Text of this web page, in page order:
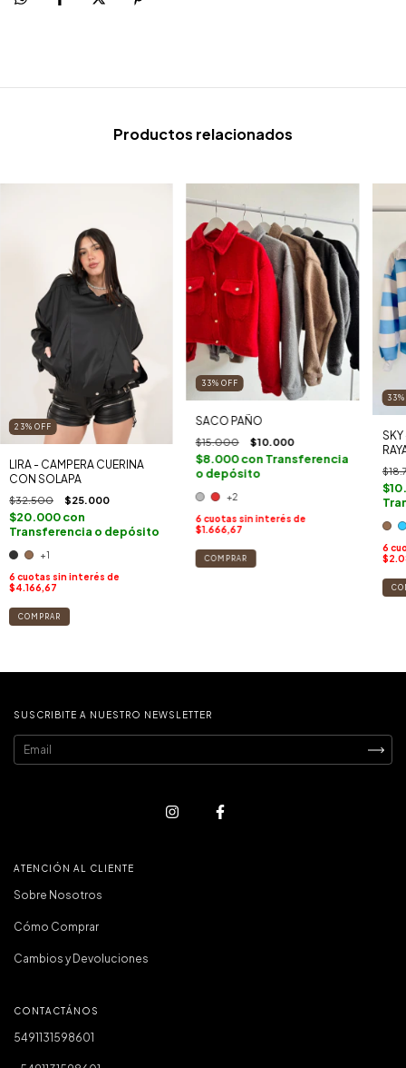
Productos relacionados
23% OFF
LIRA - CAMPERA CUERINA
CON SOLAPA
$32.500 $25.000
$20.000con
Transferencia o depósito
+1
6 cuotas sin interés de
$4.166,67
COMPRAR
33% OFF
SACO PAÑO
$15.000 $10.000
$8.000conTransferencia
o depósito
+2
6 cuotas sin interés de
$1.666,67
COMPRAR
33
6
SUSCRIBITE A NUESTRO NEWSLETTER
ATENCIÓN AL CLIENTE
Sobre Nosotros
Cómo Comprar
Cambios y Devoluciones
CONTACTÁNOS
5491131598601